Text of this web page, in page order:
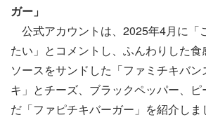
ガー」
公式アカウントは、2025年4月に「
たい」とコメントし、ふんわりした
ソースをサンドした「ファミチキバ
キ」とチーズ、ブラックペッパー、
だ「ファピチキバーガー」を紹介しま